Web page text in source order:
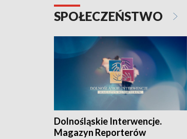
SPOŁECZEŃSTWO
Dolnośląskie Interwencje.
Magazyn Reporterów